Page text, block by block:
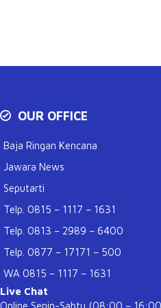
OUR OFFICE
Baja Ringan Kencana
Jawara News
Seputarti
Telp. 0815 – 1117 – 1631
Telp. 0813 – 2989 – 6400
Telp. 0877 – 17171 – 500
WA 0815 – 1117 – 1631
Live Chat